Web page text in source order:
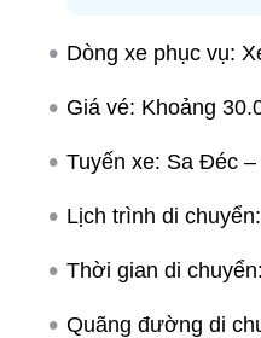
Dòng xe phục vụ:
Giá vé: Khoảng
Tuyến xe: Sa Đéc –
Lịch trình di
Thời gian di
Quãng đường di